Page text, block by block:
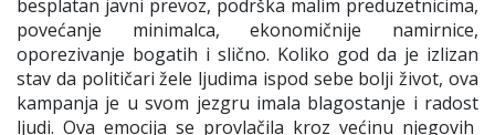
besplatan javni prevoz, podrška malim preduzetnicima,
povećanje minimalca, ekonomičnije namirnice,
oporezivanje bogatih i slično. Koliko god da je izlizan
stav da političari žele ljudima ispod sebe bolji život, ova
kampanja je u svom jezgru imala blagostanje i radost
ljudi. Ova emocija se provlačila kroz većinu njegovih